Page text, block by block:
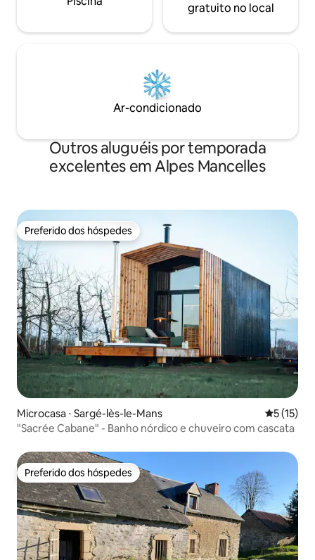
gratuito no local
Ar-condicionado
Outros aluguéis por temporada
excelentes em Alpes Mancelles
Preferido dos hóspedes
Preferido dos hóspedes
Microcasa ⋅ Sargé-lès-le-Mans 5 de uma
5 (15)
"Sacrée Cabane" - Banho nórdico e chuveiro com cascata
Preferido dos hóspedes
Preferido dos hóspedes